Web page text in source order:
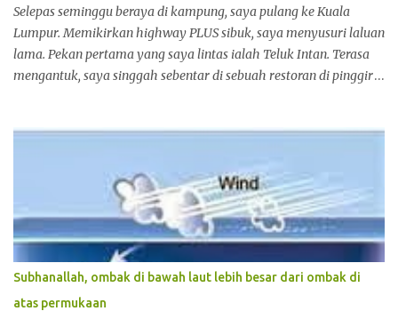
2. Iman Kepada Malaikat 3. Iman Kepada Kitab- Kitab 4 . Iman
Kepada Para Rasul 5. Iman Kepada hari qiamat 6. Iman Kepada
Qadha Qadar. 3....
Selepas seminggu beraya di kampung, saya pulang ke Kuala
Lumpur. Memikirkan highway PLUS sibuk, saya menyusuri laluan
lama. Pekan pertama yang saya lintas ialah Teluk Intan. Terasa
mengantuk, saya singgah sebentar di sebuah restoran di pinggir
apalah dik... Abang dah pesan makanan," jawap saya ringkas. Dia
berlalu. Sebaik pesanan tiba, saya terus menikmatinya. Lebih
kurang 20 minit kemudian saya nampak kanak-kanak tadi
menghampiri pelanggan lain, sepasang suami isteri agaknya.
Mereka juga menolak, dia berlalu begitu saja. "Abang dah makan,
tak nak beli kuih saya?" katanya selamba semasa menghampiri
meja saya. "Abang baru lepas makan dik. Masih kenyang lagi ni,"
Subhanallah, ombak di bawah laut lebih besar dari ombak di
atas permukaan